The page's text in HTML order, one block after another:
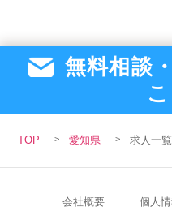
無料相談
TOP 愛知県 求人一覧
会社概要 個人